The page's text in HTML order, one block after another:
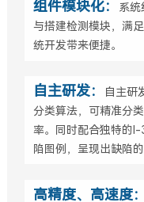
组件模块化：
系统
与搭建检测模块，满
统开发带来便捷。
自主研发：
自主研
分类算法，可精准分
率。同时配合独特的
陷图例，呈现出缺陷的
高精度、高速度：